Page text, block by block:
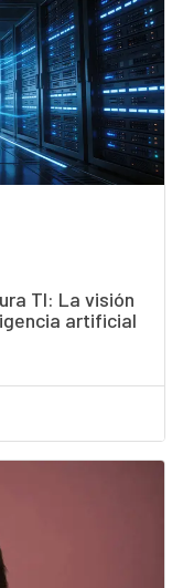
TI: La visión
artificial